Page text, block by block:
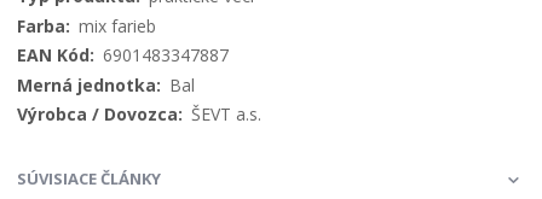
mix farieb
6901483347887
Bal
ŠEVT a.s.
SÚVISIACE ČLÁNKY